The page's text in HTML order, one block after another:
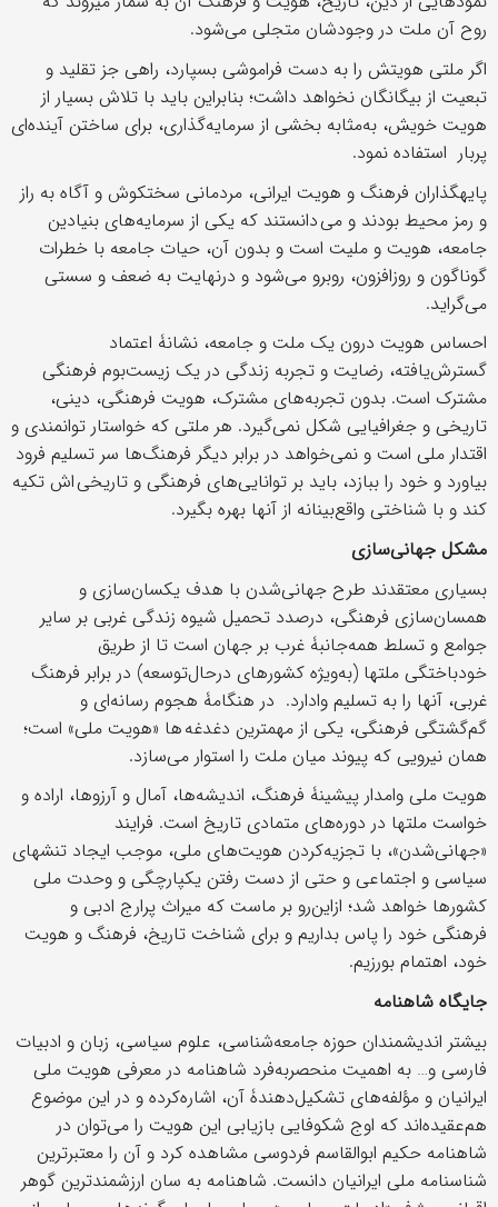
روح آن ملت در وجودشان متجلی می‌شود.
اگر ملتی هویتش را به دست فراموشی بسپارد، راهی جز تقلید و
تبعیت از بیگانگان نخواهد داشت؛ بنابراین باید با تلاش بسیار از
هویت خویش، به‌مثابه بخشی از سرمایه‌گذاری، برای ساختن آینده‌ای
پربار استفاده نمود.
پایه‎گذاران فرهنگ و هویت ایرانی، مردمانی سختکوش و آگاه به راز
و رمز محیط بودند و می دانستند که یکی از سرمایه‌های بنیادین
جامعه‌، هویت و ملیت است و بدون آن، حیات جامعه با خطرات
گوناگون و روزافزون، روبرو می‌شود و درنهایت به ضعف و سستی
می‌گراید.
احساس هویت درون یک ملت و جامعه، نشانۀ اعتماد
گسترش‌یافته، رضایت و تجربه زندگی‌ در یک زیست‌بوم فرهنگی
مشترک است. بدون تجربه‌های مشترک، هویت فرهنگی، دینی،
تاریخی و جغرافیایی شکل نمی‌گیرد. هر ملتی که خواستار توانمندی و
اقتدار ملی است و نمی‌خواهد در برابر دیگر فرهنگ‌ها سر تسلیم فرود
بیاورد و خود را ببازد، باید بر توانایی‌های فرهنگی و تاریخی اش تکیه
کند و با شناختی واقع‌بینانه از آنها بهره بگیرد.
مشکل جهانی‌سازی
بسیاری معتقدند طرح جهانی‌شدن با هدف یکسان‌سازی و
همسان‌سازی فرهنگی، درصدد تحمیل شیوه زندگی غربی بر سایر
جوامع و تسلط همه‌جانبۀ غرب بر جهان است تا از طریق
خودباختگی ملتها (به‌ویژه کشورهای درحال‌توسعه) در برابر فرهنگ
غربی، آنها را به تسلیم وادارد. در هنگامۀ هجوم رسانه‌ای و
گم‌گشتگی‌ فرهنگی، یکی از مهمترین دغدغه ها «هویت ملی» است؛
همان نیرویی که پیوند میان ملت را استوار می‌سازد.
هویت ملی وامدار پیشینۀ فرهنگ، اندیشه‌ها، آمال و آرزوها، اراده و
خواست ملتها در دوره‌های متمادی تاریخ است. فرایند
«جهانی‌شدن»، با تجزیه‌کردن هویت‌های ملی، موجب ایجاد تنشهای
سیاسی و اجتماعی و حتی از دست رفتن یکپارچگی و وحدت ملی
کشورها خواهد شد؛ ازاین‌رو بر ماست که میراث پرارج ادبی و
فرهنگی خود را پاس بداریم و برای شناخت تاریخ، فرهنگ و هویت
خود، اهتمام بورزیم.
جایگاه شاهنامه
بیشتر اندیشمندان حوزه جامعه‌شناسی، علوم سیاسی، زبان و ادبیات
فارسی و… به اهمیت منحصربه‌فرد شاهنامه در معرفی هویت ملی
ایرانیان و مؤلفه‌های تشکیل‌دهندۀ آن، اشاره‌کرده‌ و در این موضوع
هم‌عقیده‌اند که اوج شکوفایی بازیابی این هویت را می‌توان در
شاهنامه حکیم ابوالقاسم فردوسی مشاهده کرد و آن را معتبرترین
شناسنامه ملی ایرانیان دانست. شاهنامه به سان ارزشمندترین گوهر